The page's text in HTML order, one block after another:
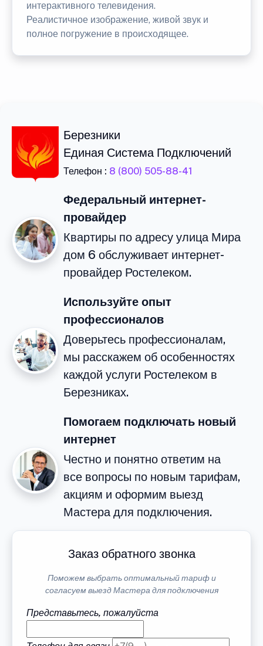
интерактивного телевидения.
Реалистичное изображение, живой звук и
полное погружение в происходящее.
Березники
Единая Система Подключений
Телефон : 8 (800) 505-88-41
Федеральный интернет-
провайдер
Квартиры по адресу улица Мира
дом 6 обслуживает интернет-
провайдер Ростелеком.
Используйте опыт
профессионалов
Доверьтесь профессионалам,
мы расскажем об особенностях
каждой услуги Ростелеком в
Березниках.
Помогаем подключать новый
интернет
Честно и понятно ответим на
все вопросы по новым тарифам,
акциям и оформим выезд
Мастера для подключения.
Заказ обратного звонка
Поможем выбрать оптимальный тариф и
согласуем выезд Мастера для подключения
Представьтесь, пожалуйста